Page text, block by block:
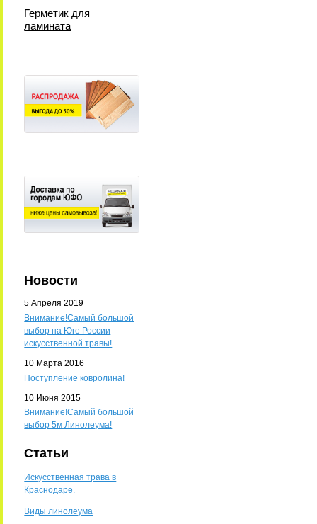
Герметик для
ламината
Новости
5 Апреля 2019
Внимание!Самый большой
выбор на Юге России
искусственной травы!
10 Марта 2016
Поступление ковролина!
10 Июня 2015
Внимание!Самый большой
выбор 5м Линолеума!
Статьи
Искусственная трава в
Краснодаре.
Виды линолеума